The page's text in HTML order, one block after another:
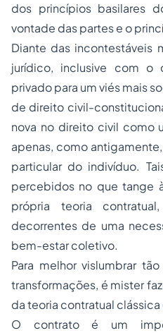
dos princípios basilares
vontade das partes e o
Diante das incontestáveis
jurídico, inclusive com o
privado para um viés mais
de direito civil-
nova no direito civil como
apenas, como
particular do indivíduo.
percebidos no que tange
própria teoria
decorrentes de uma
bem-estar coletivo.
Para melhor vislumbrar
transformações, é mister
da teoria contratual
O contrato é um